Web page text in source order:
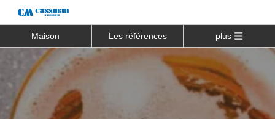
Maison Les références plus